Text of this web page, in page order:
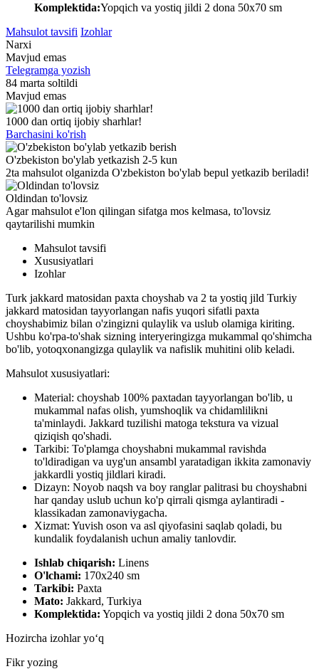
Komplektida:Yopqich va yostiq jildi 2 dona 50x70 sm
Mahsulot tavsifi Izohlar
Narxi
Mavjud emas
Telegramga yozish
84 marta soltildi
Mavjud emas
1000 dan ortiq ijobiy sharhlar!
Barchasini ko'rish
O'zbekiston bo'ylab yetkazish 2-5 kun
2ta mahsulot olganizda O'zbekiston bo'ylab bepul yetkazib beriladi!
Oldindan to'lovsiz
Agar mahsulot e'lon qilingan sifatga mos kelmasa, to'lovsiz
qaytarilishi mumkin
Mahsulot tavsifi
Xususiyatlari
Izohlar
Turk jakkard matosidan paxta choyshab va 2 ta yostiq jild Turkiy
jakkard matosidan tayyorlangan nafis yuqori sifatli paxta
choyshabimiz bilan o'zingizni qulaylik va uslub olamiga kiriting.
Ushbu ko'rpa-to'shak sizning interyeringizga mukammal qo'shimcha
bo'lib, yotoqxonangizga qulaylik va nafislik muhitini olib keladi.
Mahsulot xususiyatlari:
Material: choyshab 100% paxtadan tayyorlangan bo'lib, u
mukammal nafas olish, yumshoqlik va chidamlilikni
ta'minlaydi. Jakkard tuzilishi matoga tekstura va vizual
qiziqish qo'shadi.
Tarkibi: To'plamga choyshabni mukammal ravishda
to'ldiradigan va uyg'un ansambl yaratadigan ikkita zamonaviy
jakkardli yostiq jildlari kiradi.
Dizayn: Noyob naqsh va boy ranglar palitrasi bu choyshabni
har qanday uslub uchun ko'p qirrali qismga aylantiradi -
klassikadan zamonaviygacha.
Xizmat: Yuvish oson va asl qiyofasini saqlab qoladi, bu
kundalik foydalanish uchun amaliy tanlovdir.
Ishlab chiqarish: Linens
O'lchami: 170x240 sm
Tarkibi: Paxta
Mato: Jakkard, Turkiya
Komplektida: Yopqich va yostiq jildi 2 dona 50x70 sm
Hozircha izohlar yo‘q
Fikr yozing